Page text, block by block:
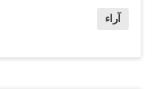
وبرية حساسة، ونقل
آراء